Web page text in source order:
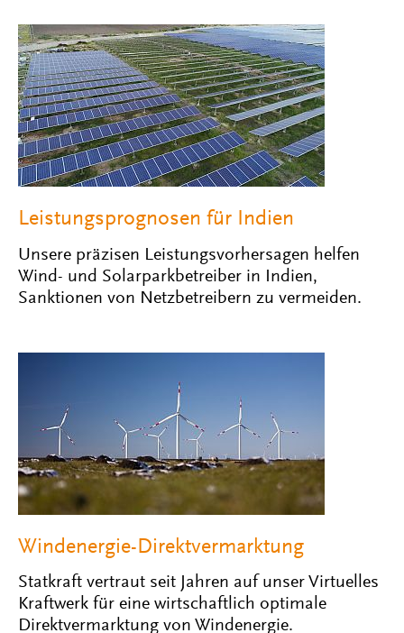
Leistungsprognosen für Indien
Unsere präzisen Leistungsvorhersagen helfen
Wind- und Solarparkbetreiber in Indien,
Sanktionen von Netzbetreibern zu vermeiden.
Windenergie-Direktvermarktung
Statkraft vertraut seit Jahren auf unser Virtuelles
Kraftwerk für eine wirtschaftlich optimale
Direktvermarktung von Windenergie.